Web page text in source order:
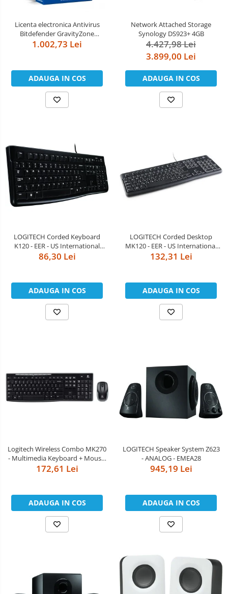
Smartphone IPhone
Sisteme Desktop & Monitoare
Gaming PC & Console
Desk Gaming
Tastaturi Gaming
Card Reader
Periferice PC
Camere Web
Boxe
Mouse
Tastaturi
Memorii
SSD
Surse
Componente Server
Servere
Multifunctionale
Televizoare & accesorii
Securitate
Date
Licenta electronica Antivirus
Bitdefender GravityZone
Business Security, 5 useri, 2 ani -
1.002,73 Lei
ADAUGA IN COS
Network Attached Storage
Synology DS923+ 4GB
4.427,98 Lei
3.899,00 Lei
ADAUGA IN COS
LOGITECH Corded Keyboard
K120 - EER - US International
layout
86,30 Lei
ADAUGA IN COS
LOGITECH Corded Desktop
MK120 - EER - US International
layout
132,31 Lei
ADAUGA IN COS
Logitech Wireless Combo MK270
- Multimedia Keyboard + Mouse,
Black
172,61 Lei
ADAUGA IN COS
LOGITECH Speaker System Z623
- ANALOG - EMEA28
945,19 Lei
ADAUGA IN COS